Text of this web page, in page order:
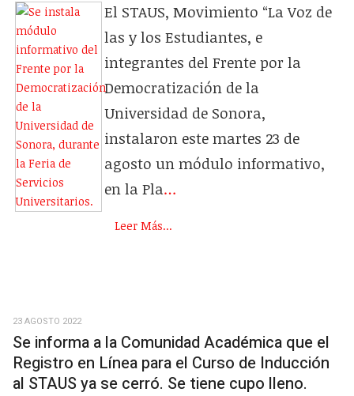
El STAUS, Movimiento “La Voz de
las y los Estudiantes, e
integrantes del Frente por la
Democratización de la
Universidad de Sonora,
instalaron este martes 23 de
agosto un módulo informativo,
en la Pla…
Leer Más...
23 AGOSTO 2022
Se informa a la Comunidad Académica que el
Registro en Línea para el Curso de Inducción
al STAUS ya se cerró. Se tiene cupo lleno.